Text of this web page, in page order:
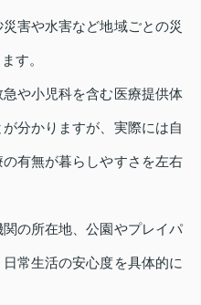
害や水害など地域ごとの災
す。
や小児科を含む医療提供体
分かりますが、実際には自
有無が暮らしやすさを左右
の所在地、公園やプレイパ
常生活の安心度を具体的に